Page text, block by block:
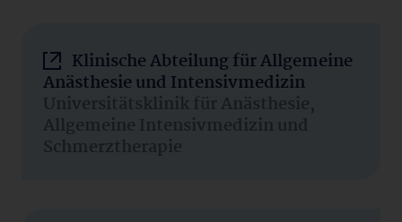
Klinische Abteilung für Allgemeine
Anästhesie und Intensivmedizin
Universitätsklinik für Anästhesie,
Allgemeine Intensivmedizin und
Schmerztherapie